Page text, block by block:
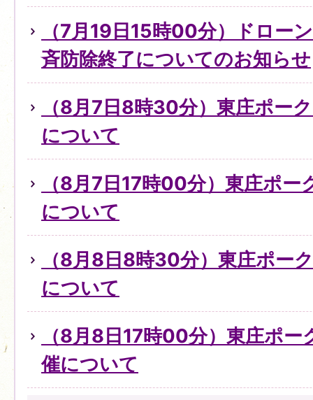
（7月19日15時00分）ドロー
斉防除終了についてのお知らせ
（8月7日8時30分）東庄ポー
について
（8月7日17時00分）東庄ポ
について
（8月8日8時30分）東庄ポー
について
（8月8日17時00分）東庄ポ
催について